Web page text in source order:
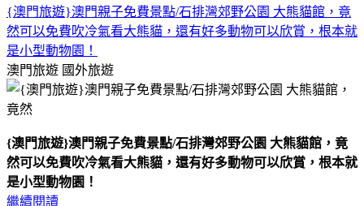
{澳門旅遊}澳門親子免費景點/石排灣郊野公園 大熊貓館，竟
然可以免費吹冷氣看大熊貓，還有好多動物可以欣賞，根本就
是小型動物園！
澳門旅遊 國外旅遊
{澳門旅遊}澳門親子免費景點/石排灣郊野公園 大熊貓館，竟
然可以免費吹冷氣看大熊貓，還有好多動物可以欣賞，根本就
是小型動物園！
繼續閱讀